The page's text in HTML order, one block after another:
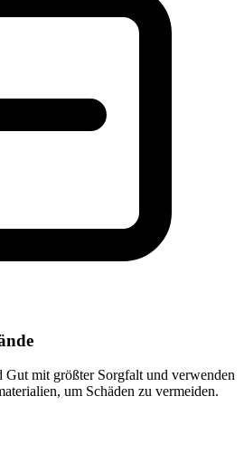
mit größter Sorgfalt und verwenden
um Schäden zu vermeiden.